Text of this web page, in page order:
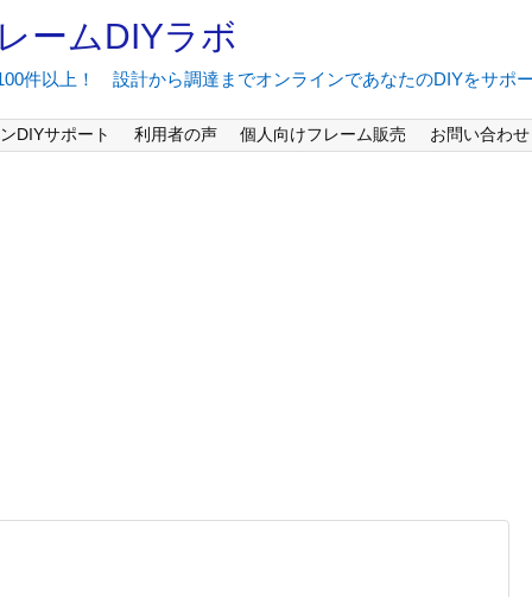
ームDIYラボ
件以上！ 設計から調達までオンラインであなたのDIYをサポ
DIYサポート 利用者の声 個人向けフレーム販売 お問い合わせ